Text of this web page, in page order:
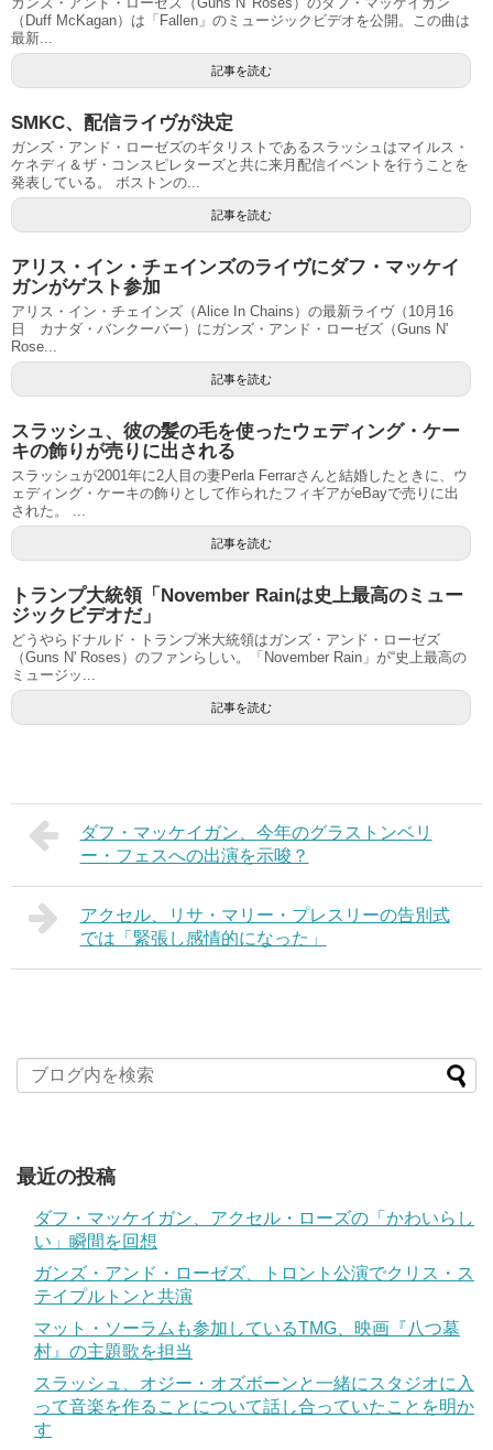
（Duff McKagan）は「Fallen」のミュージックビデオを公開。この曲は
最新...
記事を読む
SMKC、配信ライヴが決定
ガンズ・アンド・ローゼズのギタリストであるスラッシュはマイルス・
ケネディ＆ザ・コンスピレターズと共に来月配信イベントを行うことを
発表している。 ボストンの...
記事を読む
アリス・イン・チェインズのライヴにダフ・マッケイ
ガンがゲスト参加
アリス・イン・チェインズ（Alice In Chains）の最新ライヴ（10月16
日 カナダ・バンクーバー）にガンズ・アンド・ローゼズ（Guns N'
Rose...
記事を読む
スラッシュ、彼の髪の毛を使ったウェディング・ケー
キの飾りが売りに出される
スラッシュが2001年に2人目の妻Perla Ferrarさんと結婚したときに、ウ
ェディング・ケーキの飾りとして作られたフィギアがeBayで売りに出
された。 ...
記事を読む
トランプ大統領「November Rainは史上最高のミュー
ジックビデオだ」
どうやらドナルド・トランプ米大統領はガンズ・アンド・ローゼズ
（Guns N' Roses）のファンらしい。「November Rain」が“史上最高の
ミュージッ...
記事を読む
ダフ・マッケイガン、今年のグラストンベリ
ー・フェスへの出演を示唆？
アクセル、リサ・マリー・プレスリーの告別式
では「緊張し感情的になった」
最近の投稿
ダフ・マッケイガン、アクセル・ローズの「かわいらし
い」瞬間を回想
ガンズ・アンド・ローゼズ、トロント公演でクリス・ス
テイプルトンと共演
マット・ソーラムも参加しているTMG、映画『八つ墓
村』の主題歌を担当
スラッシュ、オジー・オズボーンと一緒にスタジオに入
って音楽を作ることについて話し合っていたことを明か
す